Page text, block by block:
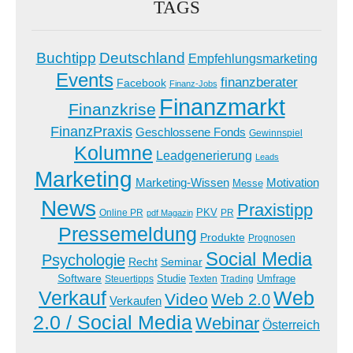
TAGS
Buchtipp Deutschland Empfehlungsmarketing
Events Facebook Finanz-Jobs finanzberater
Finanzkrise Finanzmarkt
FinanzPraxis Geschlossene Fonds Gewinnspiel
Kolumne Leadgenerierung Leads
Marketing Marketing-Wissen Messe Motivation
News Online PR pdf Magazin PKV PR Praxistipp
Pressemeldung Produkte Prognosen
Psychologie Recht Seminar Social Media
Software Steuertipps Studie Texten Trading Umfrage
Verkauf Verkaufen Video Web 2.0Web
2.0 / Social MediaWebinar Österreich